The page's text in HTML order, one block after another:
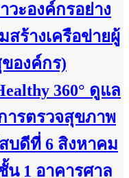
ะองค์กรอย่าง
สร้างเครือข่ายผู้
องค์กร)
360° ดูแล
รตรวจสุขภาพ
บดีที่ 6 สิงหาคม
น 1 อาคารศาล